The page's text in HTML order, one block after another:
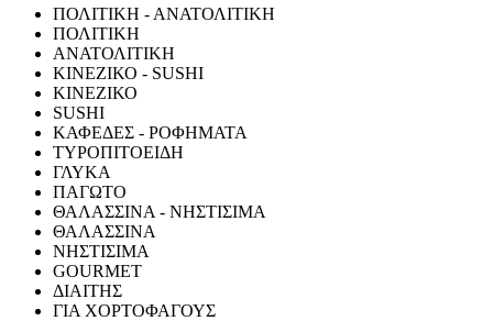
ΠΟΛΙΤΙΚΗ - ΑΝΑΤΟΛΙΤΙΚΗ
ΠΟΛΙΤΙΚΗ
ΑΝΑΤΟΛΙΤΙΚΗ
ΚΙΝΕΖΙΚΟ - SUSHI
ΚΙΝΕΖΙΚΟ
SUSHI
ΚΑΦΕΔΕΣ - ΡΟΦΗΜΑΤΑ
ΤΥΡΟΠΙΤΟΕΙΔΗ
ΓΛΥΚΑ
ΠΑΓΩΤΟ
ΘΑΛΑΣΣΙΝΑ - ΝΗΣΤΙΣΙΜΑ
ΘΑΛΑΣΣΙΝΑ
ΝΗΣΤΙΣΙΜΑ
GOURMET
ΔΙΑΙΤΗΣ
ΓΙΑ ΧΟΡΤΟΦΑΓΟΥΣ